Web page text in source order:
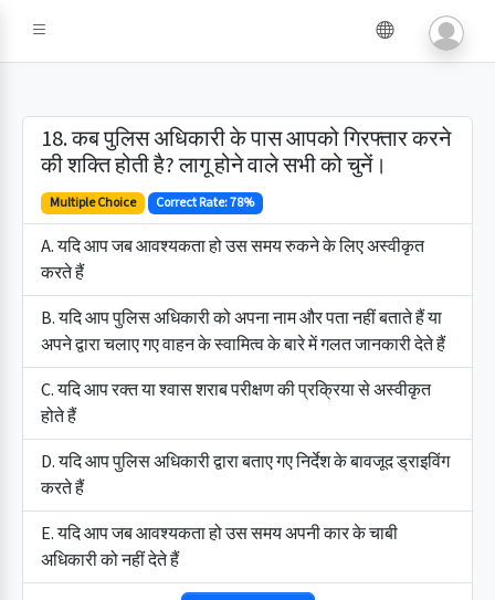
18. कब पुलिस अधिकारी के पास आपको गिरफ्तार करने
की शक्ति होती है? लागू होने वाले सभी को चुनें।
Multiple Choice Correct Rate: 78%
A. यदि आप जब आवश्यकता हो उस समय रुकने के लिए अस्वीकृत
करते हैं
B. यदि आप पुलिस अधिकारी को अपना नाम और पता नहीं बताते हैं या
अपने द्वारा चलाए गए वाहन के स्वामित्व के बारे में गलत जानकारी देते हैं
C. यदि आप रक्त या श्वास शराब परीक्षण की प्रक्रिया से अस्वीकृत
होते हैं
D. यदि आप पुलिस अधिकारी द्वारा बताए गए निर्देश के बावजूद ड्राइविंग
करते हैं
E. यदि आप जब आवश्यकता हो उस समय अपनी कार के चाबी
अधिकारी को नहीं देते हैं